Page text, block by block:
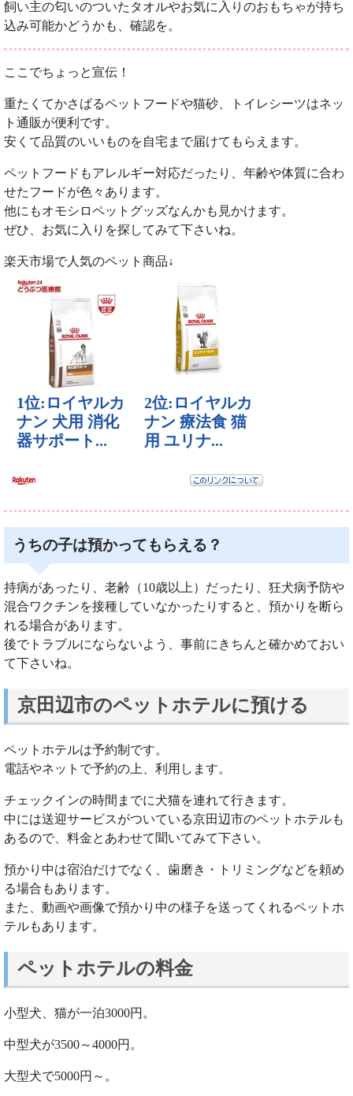
飼い主の匂いのついたタオルやお気に入りのおもちゃが持ち
込み可能かどうかも、確認を。
ここでちょっと宣伝！
重たくてかさばるペットフードや猫砂、トイレシーツはネッ
ト通販が便利です。
安くて品質のいいものを自宅まで届けてもらえます。
ペットフードもアレルギー対応だったり、年齢や体質に合わ
せたフードが色々あります。
他にもオモシロペットグッズなんかも見かけます。
ぜひ、お気に入りを探してみて下さいね。
楽天市場で人気のペット商品↓
うちの子は預かってもらえる？
持病があったり、老齢（10歳以上）だったり、狂犬病予防や
混合ワクチンを接種していなかったりすると、預かりを断ら
れる場合があります。
後でトラブルにならないよう、事前にきちんと確かめておい
て下さいね。
京田辺市のペットホテルに預ける
ペットホテルは予約制です。
電話やネットで予約の上、利用します。
チェックインの時間までに犬猫を連れて行きます。
中には送迎サービスがついている京田辺市のペットホテルも
あるので、料金とあわせて聞いてみて下さい。
預かり中は宿泊だけでなく、歯磨き・トリミングなどを頼め
る場合もあります。
また、動画や画像で預かり中の様子を送ってくれるペットホ
テルもあります。
ペットホテルの料金
小型犬、猫が一泊3000円。
中型犬が3500～4000円。
大型犬で5000円～。